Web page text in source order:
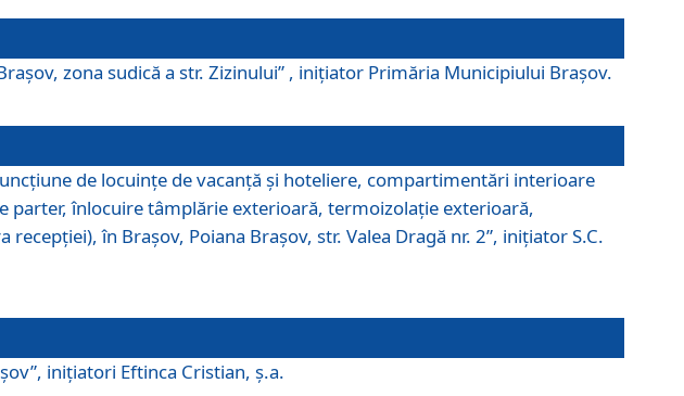
zona sudică a str. Zizinului” , iniţiator Primăria Municipiului Braşov.
de locuinţe de vacanţă şi hoteliere, compartimentări interioare
înlocuire tâmplărie exterioară, termoizolaţie exterioară,
în Braşov, Poiana Braşov, str. Valea Dragă nr. 2”, iniţiator S.C.
iniţiatori Eftinca Cristian, ş.a.